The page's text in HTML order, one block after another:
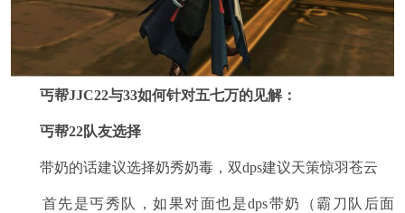
丐帮JJC22与33如何针对五七万的见解：
丐帮22队友选择
带奶的话建议选择奶秀奶毒，双dps建议天策惊羽苍云
首先是丐秀队，如果对面也是dps带奶（霸刀队后面